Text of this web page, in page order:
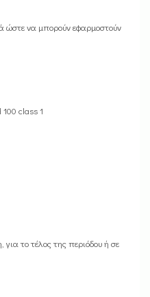
ώστε να μπορούν εφαρμοστούν
class 1
για το τέλος της περιόδου ή σε